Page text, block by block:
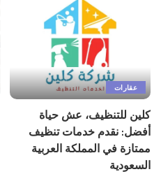
عقارات
كلين للتنظيف، عش حياة
أفضل: نقدم خدمات تنظيف
ممتازة في المملكة العربية
السعودية